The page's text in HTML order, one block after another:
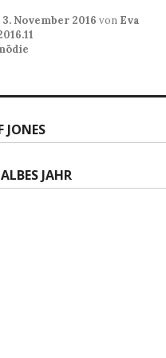
3. November 2016 von Eva
JONES
JAHR